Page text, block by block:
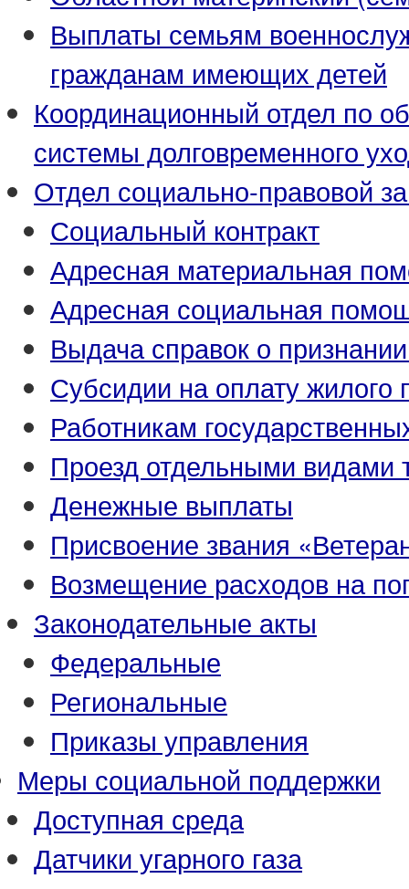
Выплаты семьям
гражданам имеющих детей
Координационный отдел по
системы долговременного
Отдел социально-правовой
Социальный контракт
Адресная материальная
Адресная социальная
Выдача справок о
Субсидии на оплату
Работникам
Проезд отдельными видами
Денежные выплаты
Присвоение звания
Возмещение расходов на
Законодательные акты
Федеральные
Региональные
Приказы управления
Меры социальной поддержки
Доступная среда
Датчики угарного газа